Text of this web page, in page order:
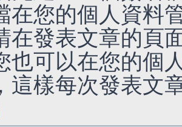
在您的個人資料
在發表文章的頁
也可以在您的個
這樣每次發表文